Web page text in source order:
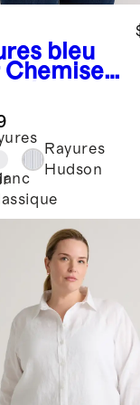
bleu
Chemise
en
100 %
Rayures
Hudson